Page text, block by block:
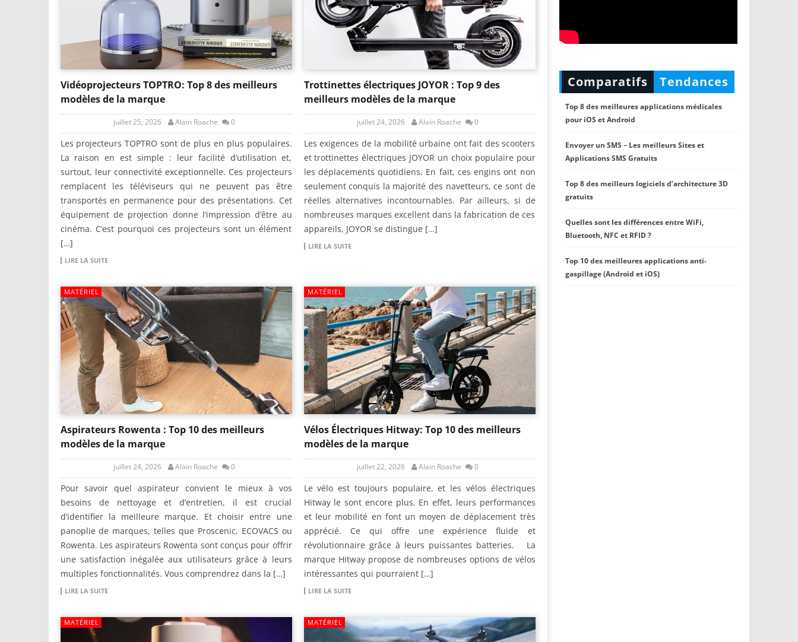
Vidéoprojecteurs TOPTRO: Top 8 des meilleurs
modèles de la marque
juillet 25, 2026 Alain Roache 0
Les projecteurs TOPTRO sont de plus en plus populaires.
La raison en est simple : leur facilité d’utilisation et,
surtout, leur connectivité exceptionnelle. Ces projecteurs
remplacent les téléviseurs qui ne peuvent pas être
transportés en permanence pour des présentations. Cet
équipement de projection donne l’impression d’être au
cinéma. C’est pourquoi ces projecteurs sont un élément
[…]
LIRE LA SUITE
Trottinettes électriques JOYOR : Top 9 des
meilleurs modèles de la marque
juillet 24, 2026 Alain Roache 0
Les exigences de la mobilité urbaine ont fait des scooters
et trottinettes électriques JOYOR un choix populaire pour
les déplacements quotidiens. En fait, ces engins ont non
seulement conquis la majorité des navetteurs, ce sont de
réelles alternatives incontournables. Par ailleurs, si de
nombreuses marques excellent dans la fabrication de ces
appareils, JOYOR se distingue […]
LIRE LA SUITE
MATÉRIEL
Aspirateurs Rowenta : Top 10 des meilleurs
modèles de la marque
juillet 24, 2026 Alain Roache 0
Pour savoir quel aspirateur convient le mieux à vos
besoins de nettoyage et d’entretien, il est crucial
d’identifier la meilleure marque. Et choisir entre une
panoplie de marques, telles que Proscenic, ECOVACS ou
Rowenta. Les aspirateurs Rowenta sont conçus pour offrir
une satisfaction inégalée aux utilisateurs grâce à leurs
multiples fonctionnalités. Vous comprendrez dans la […]
LIRE LA SUITE
MATÉRIEL
Vélos Électriques Hitway: Top 10 des meilleurs
modèles de la marque
juillet 22, 2026 Alain Roache 0
Le vélo est toujours populaire, et les vélos électriques
Hitway le sont encore plus. En effet, leurs performances
et leur mobilité en font un moyen de déplacement très
apprécié. Ce qui offre une expérience fluide et
révolutionnaire grâce à leurs puissantes batteries. La
marque Hitway propose de nombreuses options de vélos
intéressantes qui pourraient […]
LIRE LA SUITE
MATÉRIEL MATÉRIEL
Comparatifs Tendances
Top 8 des meilleures applications médicales
pour iOS et Android
Envoyer un SMS – Les meilleurs Sites et
Applications SMS Gratuits
Top 8 des meilleurs logiciels d’architecture 3D
gratuits
Quelles sont les différences entre WiFi,
Bluetooth, NFC et RFID ?
Top 10 des meilleures applications anti-
gaspillage (Android et iOS)